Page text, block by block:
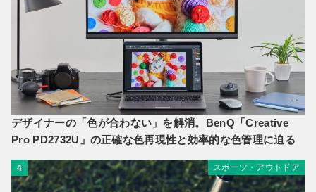
デザイナーの「色が合わない」を解消。BenQ「Creative
Pro PD2732U」の正確な色再現性と効率的な色管理に迫る
4 スポーツ・アウトドア